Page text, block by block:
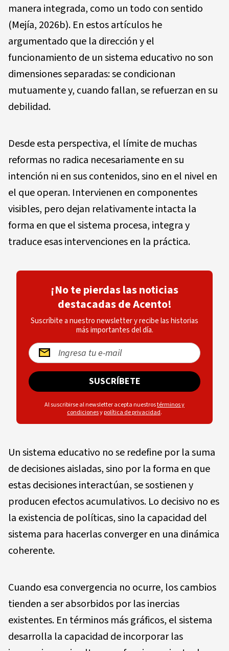
manera integrada, como un todo con sentido
(Mejía, 2026b). En estos artículos he
argumentado que la dirección y el
funcionamiento de un sistema educativo no son
dimensiones separadas: se condicionan
mutuamente y, cuando fallan, se refuerzan en su
debilidad.
Desde esta perspectiva, el límite de muchas
reformas no radica necesariamente en su
intención ni en sus contenidos, sino en el nivel en
el que operan. Intervienen en componentes
visibles, pero dejan relativamente intacta la
forma en que el sistema procesa, integra y
traduce esas intervenciones en la práctica.
¡No te pierdas las noticias
destacadas de Acento!
Suscríbite a nuestro newsletter y recibe las historias
más importantes del día.
SUSCRÍBETE
Al suscribirse al newsletter acepta nuestrostérminos y
condicionesypolítica de privacidad.
Un sistema educativo no se redefine por la suma
de decisiones aisladas, sino por la forma en que
estas decisiones interactúan, se sostienen y
producen efectos acumulativos. Lo decisivo no es
la existencia de políticas, sino la capacidad del
sistema para hacerlas converger en una dinámica
coherente.
Cuando esa convergencia no ocurre, los cambios
tienden a ser absorbidos por las inercias
existentes. En términos más gráficos, el sistema
desarrolla la capacidad de incorporar las